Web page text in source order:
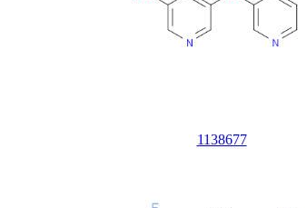
1138677